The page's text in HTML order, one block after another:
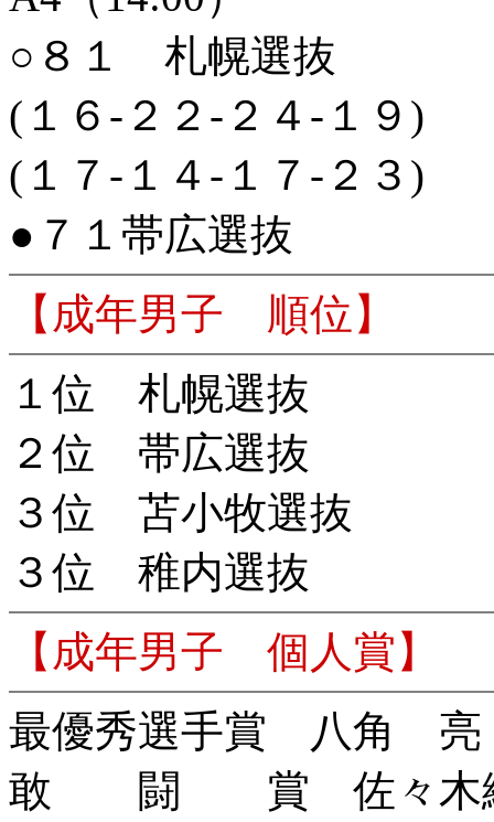
○８１ 札幌選抜
(１６-２２-２４-１９)
(１７-１４-１７-２３)
●７１帯広選抜
【成年男子 順位】
１位 札幌選抜
２位 帯広選抜
３位 苫小牧選抜
３位 稚内選抜
【成年男子 個人賞】
最優秀選手賞 八角 亮
敢 闘 賞 佐々木綾